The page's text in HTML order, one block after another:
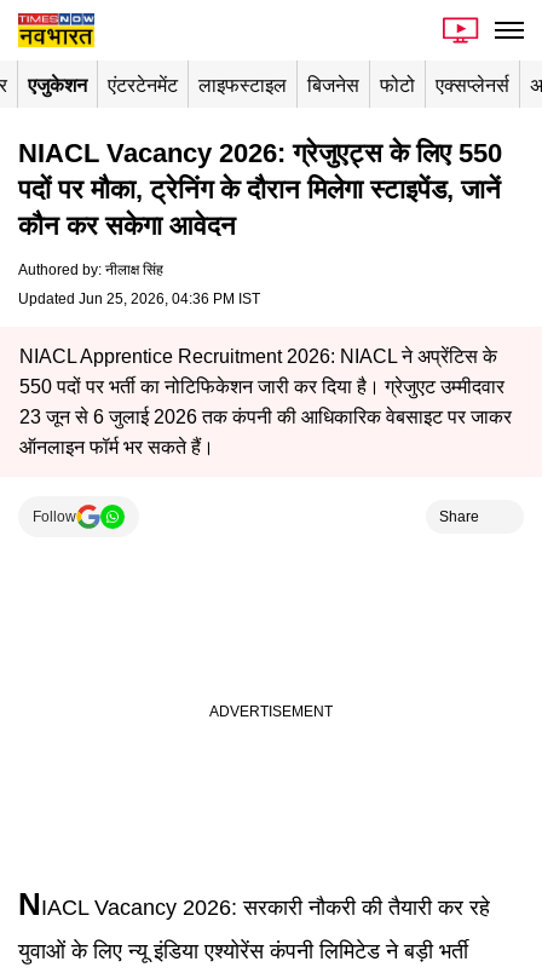
एजुकेशन एंटरटेनमेंट लाइफस्टाइल बिजनेस फोटो एक्सप्लेनर्स
NIACL Vacancy 2026: ग्रेजुएट्स के लिए 550
पदों पर मौका, ट्रेनिंग के दौरान मिलेगा स्टाइपेंड, जानें
कौन कर सकेगा आवेदन
Authored by: नीलाक्ष सिंह
Updated Jun 25, 2026, 04:36 PM IST
NIACL Apprentice Recruitment 2026: NIACL ने अप्रेंटिस के
550 पदों पर भर्ती का नोटिफिकेशन जारी कर दिया है। ग्रेजुएट उम्मीदवार
23 जून से 6 जुलाई 2026 तक कंपनी की आधिकारिक वेबसाइट पर जाकर
ऑनलाइन फॉर्म भर सकते हैं।
Follow Share
NIACL Vacancy 2026:सरकारी नौकरी की तैयारी कर रहे
युवाओं के लिए न्यू इंडिया एश्योरेंस कंपनी लिमिटेड ने बड़ी भर्ती